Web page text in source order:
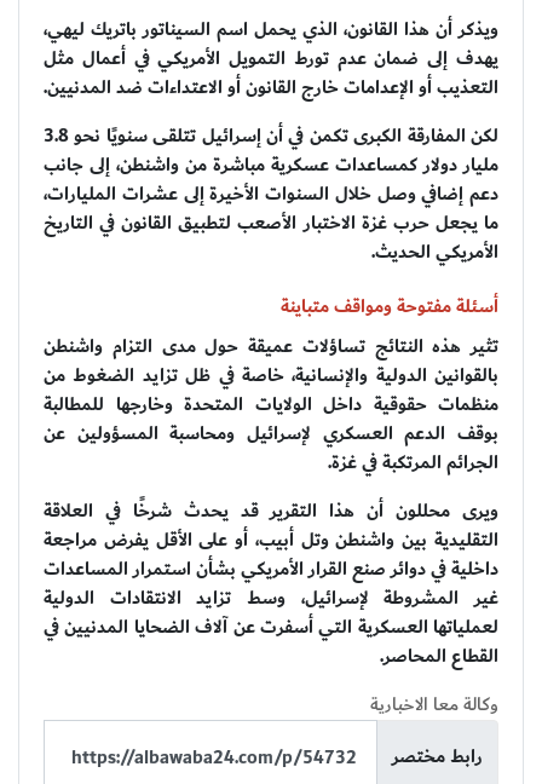
ويذكر أن هذا القانون، الذي يحمل اسم السيناتور باتريك ليهي،
يهدف إلى ضمان عدم تورط التمويل الأمريكي في أعمال مثل
التعذيب أو الإعدامات خارج القانون أو الاعتداءات ضد المدنيين.
لكن المفارقة الكبرى تكمن في أن إسرائيل تتلقى سنويًا نحو 3.8
مليار دولار كمساعدات عسكرية مباشرة من واشنطن، إلى جانب
دعم إضافي وصل خلال السنوات الأخيرة إلى عشرات المليارات،
ما يجعل حرب غزة الاختبار الأصعب لتطبيق القانون في التاريخ
الأمريكي الحديث.
أسئلة مفتوحة ومواقف متباينة
تثير هذه النتائج تساؤلات عميقة حول مدى التزام واشنطن
بالقوانين الدولية والإنسانية، خاصة في ظل تزايد الضغوط من
منظمات حقوقية داخل الولايات المتحدة وخارجها للمطالبة
بوقف الدعم العسكري لإسرائيل ومحاسبة المسؤولين عن
الجرائم المرتكبة في غزة.
ويرى محللون أن هذا التقرير قد يحدث شرخًا في العلاقة
التقليدية بين واشنطن وتل أبيب، أو على الأقل يفرض مراجعة
داخلية في دوائر صنع القرار الأمريكي بشأن استمرار المساعدات
غير المشروطة لإسرائيل، وسط تزايد الانتقادات الدولية
لعملياتها العسكرية التي أسفرت عن آلاف الضحايا المدنيين في
القطاع المحاصر.
وكالة معا الاخبارية
رابط مختصر